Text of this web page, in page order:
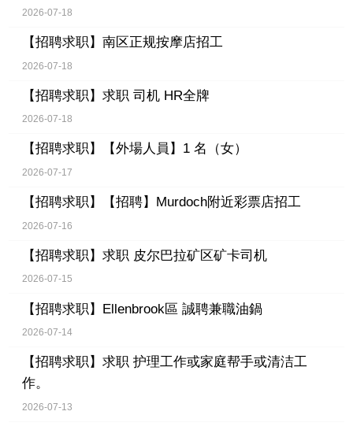
2026-07-18
【招聘求职】 南区正规按摩店招工
2026-07-18
【招聘求职】 求职 司机 HR全牌
2026-07-18
【招聘求职】 【外場人員】1 名（女）
2026-07-17
【招聘求职】 【招聘】Murdoch附近彩票店招工
2026-07-16
【招聘求职】 求职 皮尔巴拉矿区矿卡司机
2026-07-15
【招聘求职】 Ellenbrook區 誠聘兼職油鍋
2026-07-14
【招聘求职】 求职 护理工作或家庭帮手或清洁工
作。
2026-07-13